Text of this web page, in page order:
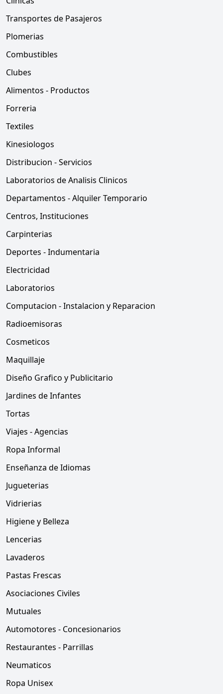
Transportes de Pasajeros
Plomerias
Combustibles
Clubes
Alimentos - Productos
Forreria
Textiles
Kinesiologos
Distribucion - Servicios
Laboratorios de Analisis Clinicos
Departamentos - Alquiler Temporario
Centros, Instituciones
Carpinterias
Deportes - Indumentaria
Electricidad
Laboratorios
Computacion - Instalacion y Reparacion
Radioemisoras
Cosmeticos
Maquillaje
Diseño Grafico y Publicitario
Jardines de Infantes
Tortas
Viajes - Agencias
Ropa Informal
Enseñanza de Idiomas
Jugueterias
Vidrierias
Higiene y Belleza
Lencerias
Lavaderos
Pastas Frescas
Asociaciones Civiles
Mutuales
Automotores - Concesionarios
Restaurantes - Parrillas
Neumaticos
Ropa Unisex